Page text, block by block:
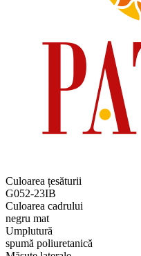
Culoarea țesăturii
G052-23IB
Culoarea cadrului
negru mat
Umplutură
spumă poliuretanică